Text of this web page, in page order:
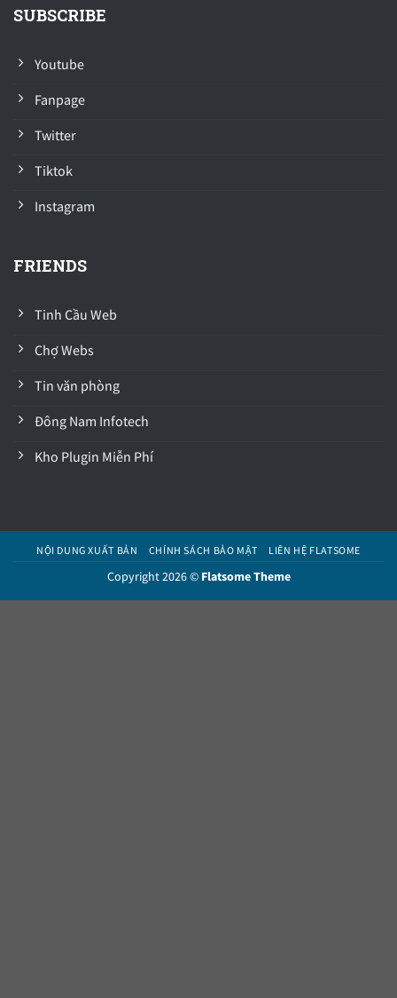
SUBSCRIBE
Youtube
Fanpage
Twitter
Tiktok
Instagram
FRIENDS
Tinh Cầu Web
Chợ Webs
Tin văn phòng
Đông Nam Infotech
Kho Plugin Miễn Phí
NỘI DUNG XUẤT BẢN CHÍNH SÁCH BẢO MẬT LIÊN HỆ FLATSOME
Copyright 2026 © Flatsome Theme